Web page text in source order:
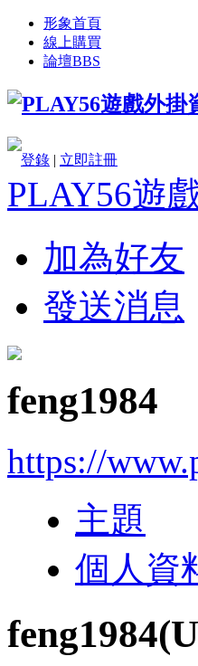
形象首頁
線上購買
論壇BBS
登錄 | 立即註冊
PLAY56遊
加為好友
發送消息
feng1984
https://
主題
個人資
feng1984